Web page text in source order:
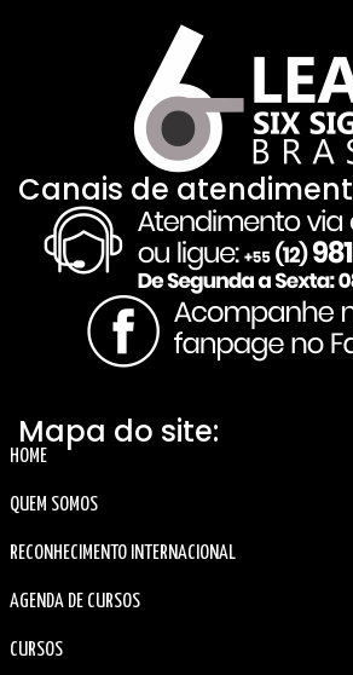
Canais de
Mapa do site:
HOME
QUEM SOMOS
RECONHECIMENTO INTERNACIONAL
AGENDA DE CURSOS
CURSOS